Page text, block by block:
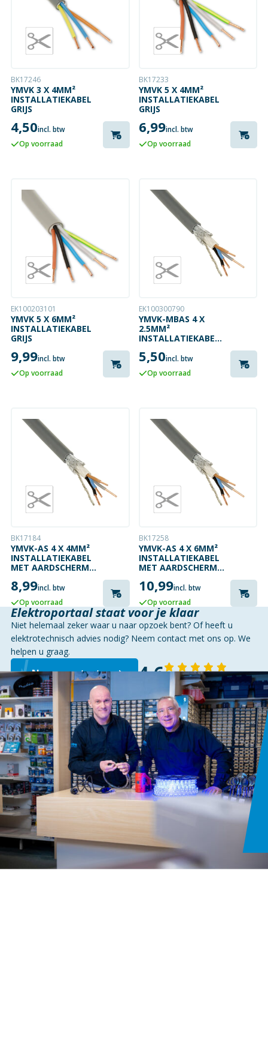
BK17246
YMVK 3 X 4MM²
INSTALLATIEKABEL
GRIJS
4,50incl. btw
Op voorraad
BK17233
YMVK 5 X 4MM²
INSTALLATIEKABEL
GRIJS
6,99incl. btw
Op voorraad
EK100203101
YMVK 5 X 6MM²
INSTALLATIEKABEL
GRIJS
9,99incl. btw
Op voorraad
EK100300790
YMVK-MBAS 4 X
2.5MM²
INSTALLATIEKABEL
GRIJS
5,50incl. btw
Op voorraad
BK17184
YMVK-AS 4 X 4MM²
INSTALLATIEKABEL
MET AARDSCHERM
8,99incl. btw
Op voorraad
BK17258
YMVK-AS 4 X 6MM²
INSTALLATIEKABEL
MET AARDSCHERM
10,99incl. btw
Op voorraad
Elektroportaal staat voor je klaar
Niet helemaal zeker waar u naar opzoek bent? Of heeft u
elektrotechnisch advies nodig? Neem contact met ons op. We
helpen u graag.
Neem contact op 4,6 143 reviews